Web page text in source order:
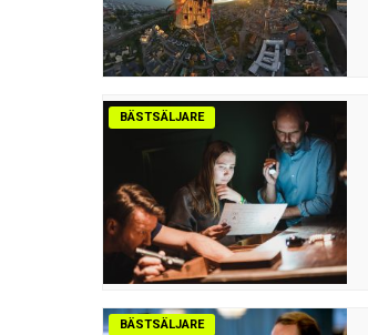
BÄSTSÄLJARE
BÄSTSÄLJARE